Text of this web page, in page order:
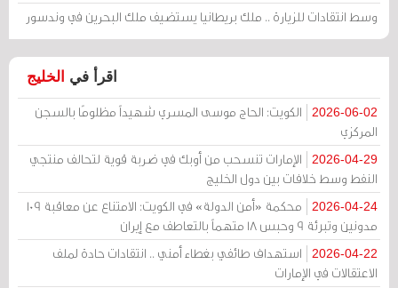
وسط انتقادات للزيارة .. ملك بريطانيا يستضيف ملك البحرين في وندسور
اقرأ في الخليج
2026-06-02
الكويت: الحاج موسى المسري شهيداً مظلومًا بالسجن
المركزي
2026-04-29
الإمارات تنسحب من أوبك في ضربة قوية لتحالف منتجي
النفط وسط خلافات بين دول الخليج
2026-04-24
محكمة «أمن الدولة» في الكويت: الامتناع عن معاقبة 109
مدونين وتبرئة 9 وحبس 18 متهماً بالتعاطف مع إيران
2026-04-22
استهداف طائفي بغطاء أمني .. انتقادات حادة لملف
الاعتقالات في الإمارات